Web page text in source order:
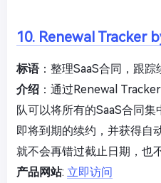
10. Renewal Tracker
标语：整理SaaS合同，跟踪
介绍 ：通过Renewal
队可以将所有的SaaS合同
即将到期的续约，并获得
就不会再错过截止日期，也
产品网站: 立即访问